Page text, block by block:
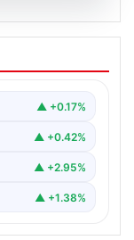
felakete
▲ +0.17%
▲ +0.42%
▲ +2.95%
▲ +1.38%